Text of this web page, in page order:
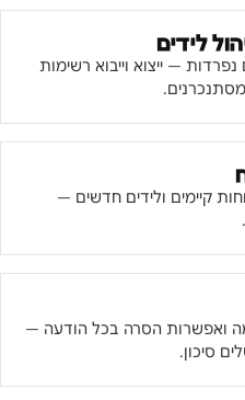
לידים
— ייצוא וייבוא רשימות
קיימים ולידים חדשים —
ואפשרות הסרה בכל הודעה —
סיכון.